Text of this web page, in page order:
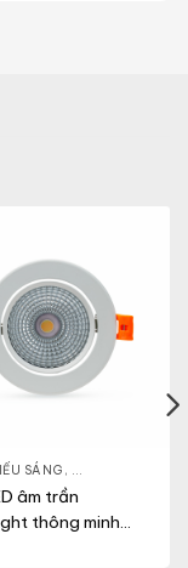
BỊ CHIẾU SÁNG
SÁNG , ĐÈN LED
âm trần
thông minh